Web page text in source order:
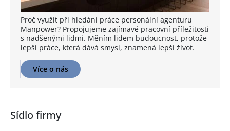
Proč využít při hledání práce personální agenturu
Manpower? Propojujeme zajímavé pracovní příležitosti
s nadšenými lidmi. Měním lidem budoucnost, protože
lepší práce, která dává smysl, znamená lepší život.
Více o nás
Sídlo firmy